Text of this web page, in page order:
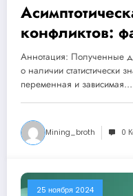
конфликтов:
неравенства
Аннотация: Полученные
о наличии статистически
переменная и зависимая…
Mining_broth 0
25 ноября 2024